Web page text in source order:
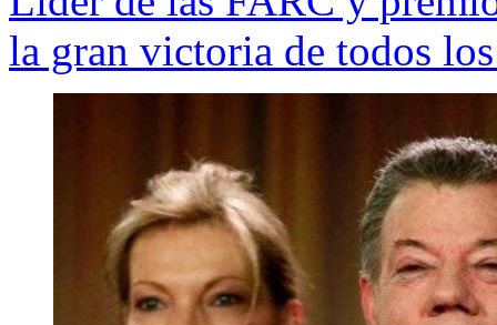
la gran victoria de todos